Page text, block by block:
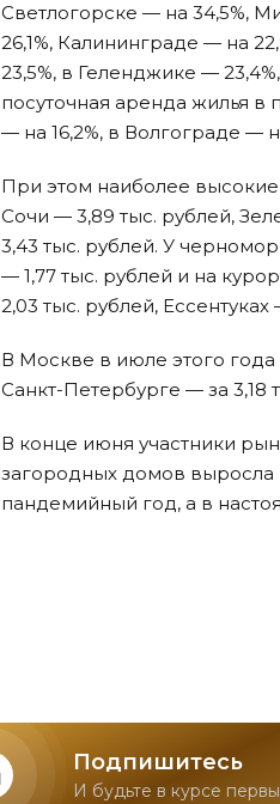
Светлогорске — на 34,5%,
26,1%, Калининграде — на
23,5%, в Геленджике —
посуточная аренда жилья
— на 16,2%, в Волгограде —
При этом наиболее
Сочи — 3,89 тыс. рублей,
3,43 тыс. рублей. У
— 1,77 тыс. рублей и на
2,03 тыс. рублей,
В Москве в июле этого года
Санкт-Петербурге — за 3,18
В конце июня участники
загородных домов
пандемийный год, а в
Подпишитесь
И будьте в курсе